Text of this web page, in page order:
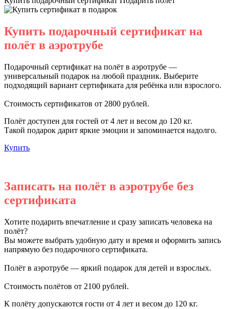
Купить подарочный сертификат на
полёт в аэротрубе
Подарочный сертификат на полёт в аэротрубе —
универсальный подарок на любой праздник. Выберите
подходящий вариант сертификата для ребёнка или взрослого.
Стоимость сертификатов от 2800 рублей.
Полёт доступен для гостей от 4 лет и весом до 120 кг.
Такой подарок дарит яркие эмоции и запоминается надолго.
Купить
Записать на полёт в аэротрубе без
сертификата
Хотите подарить впечатление и сразу записать человека на
полёт?
Вы можете выбрать удобную дату и время и оформить запись
напрямую без подарочного сертификата.
Полёт в аэротрубе — яркий подарок для детей и взрослых.
Стоимость полётов от 2100 рублей.
К полёту допускаются гости от 4 лет и весом до 120 кг.